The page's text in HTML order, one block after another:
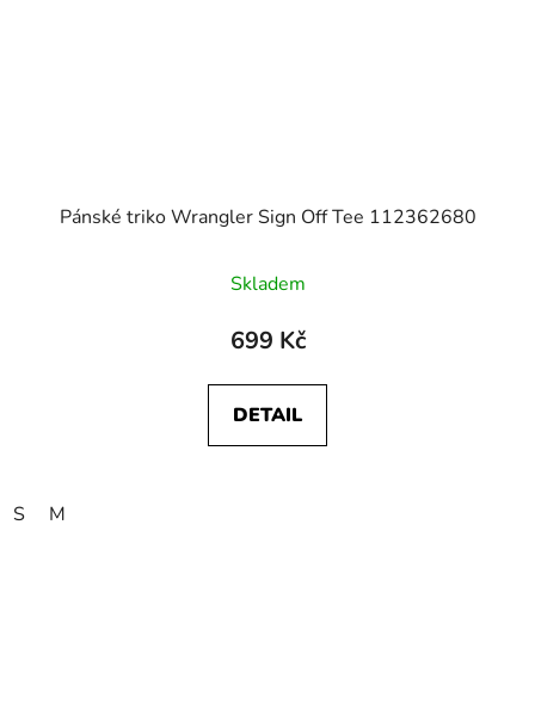
Pánské triko Wrangler Sign Off Tee 112362680
Skladem
699 Kč
DETAIL
S M